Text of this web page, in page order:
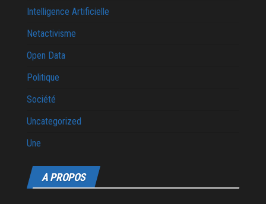
Intelligence Artificielle
Netactivisme
Open Data
Politique
Société
Uncategorized
Une
A PROPOS